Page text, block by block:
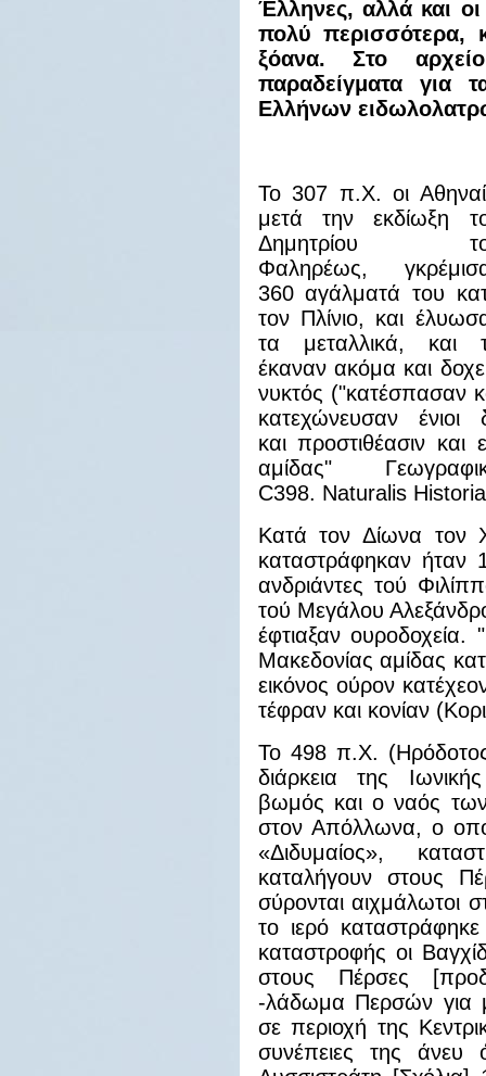
Έλληνες, αλλά και
πολύ περισσότερα,
ξόανα. Στο
παραδείγματα για
Ελλήνων
Το 307 π.Χ. οι
μετά την εκδίωξη
Δημητρίου
Φαληρέως,
360 αγάλματά του
τον Πλίνιο, και
τα μεταλλικά, και
έκαναν ακόμα και
νυκτός ("κατέσπασαν
κατεχώνευσαν ένιοι
και προστιθέασιν και
αμίδας"
C398. Naturalis
Κατά τον Δίωνα τον
καταστράφηκαν ήταν
ανδριάντες τού
τού Μεγάλου
έφτιαξαν
Μακεδονίας αμίδας
εικόνος ούρον
τέφραν και κονίαν
Το 498 π.Χ.
διάρκεια της
βωμός και ο ναός
στον Απόλλωνα, ο
«Διδυμαίος»,
καταλήγουν στους
σύρονται αιχμάλωτοι
το ιερό
καταστροφής οι
στους Πέρσες
-λάδωμα Περσών για
σε περιοχή της
συνέπειες της άνευ